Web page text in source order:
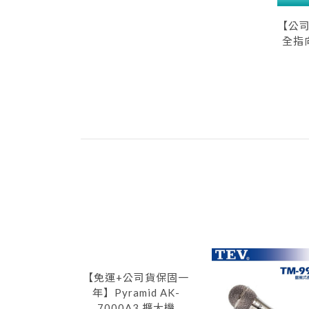
【公
全指
【免運+公司貨保固一
年】Pyramid AK-